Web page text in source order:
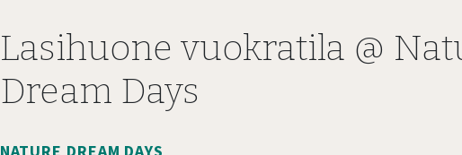
Lasihuone vuokratila @
Dream Days